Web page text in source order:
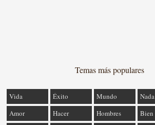
Temas más populares
Vida Éxito Mundo
Nada
Amor
Hacer Hombres
Bien